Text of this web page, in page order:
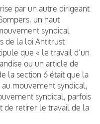
par un autre dirigeant
un haut
syndical
de la loi Antitrust
que « le travail d’un
ou un article de
la section 6 était que la
mouvement syndical,
syndical, parfois
de retirer le travail de la